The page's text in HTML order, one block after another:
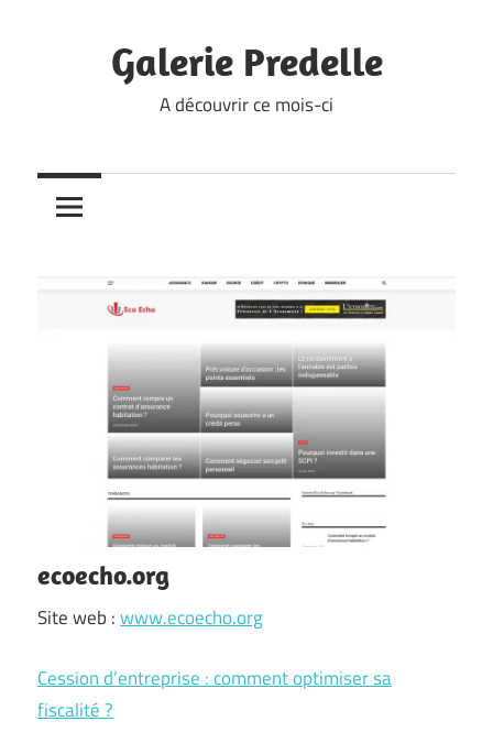
Galerie Predelle
A découvrir ce mois-ci
ecoecho.org
Site web :www.ecoecho.org
Cession d’entreprise : comment optimiser sa
fiscalité ?